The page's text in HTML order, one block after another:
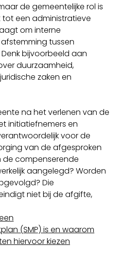
de gemeentelijke rol is
een administratieve
om interne
tussen
bijvoorbeeld aan
duurzaamheid,
zaken en
na het verlenen van de
initiatiefnemers en
voor de
van de afgesproken
de compenserende
aangelegd? Worden
Die
niet bij de afgifte,
(SMP) is en waarom
hiervoor kiezen